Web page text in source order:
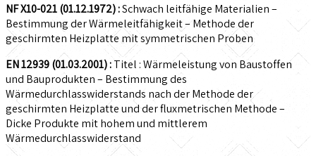
NF X10-021 (01.12.1972) :Schwach leitfähige Materialien –
Bestimmung der Wärmeleitfähigkeit – Methode der
geschirmten Heizplatte mit symmetrischen Proben
EN 12939 (01.03.2001) :Titel : Wärmeleistung von Baustoffen
und Bauprodukten – Bestimmung des
Wärmedurchlasswiderstands nach der Methode der
geschirmten Heizplatte und der fluxmetrischen Methode –
Dicke Produkte mit hohem und mittlerem
Wärmedurchlasswiderstand